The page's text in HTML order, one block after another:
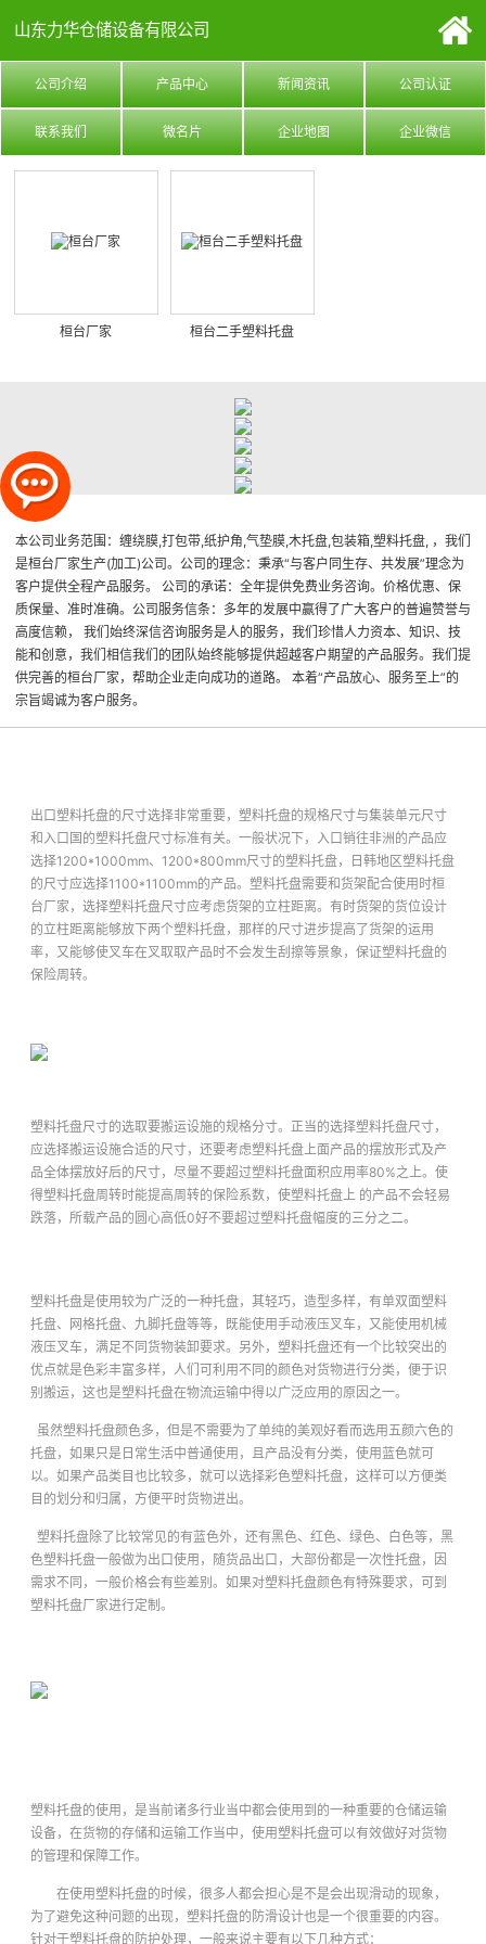
山东力华仓储设备有限公司
公司介绍 产品中心 新闻资讯 公司认证
联系我们 微名片 企业地图 企业微信
桓台厂家 桓台二手塑料托盘
本公司业务范围：缠绕膜,打包带,纸护角,气垫膜,木托盘,包装箱,塑料托盘, ，我们
是桓台厂家生产(加工)公司。公司的理念：秉承“与客户同生存、共发展”理念为
客户提供全程产品服务。 公司的承诺：全年提供免费业务咨询。价格优惠、保
质保量、准时准确。公司服务信条：多年的发展中赢得了广大客户的普遍赞誉与
高度信赖， 我们始终深信咨询服务是人的服务，我们珍惜人力资本、知识、技
能和创意，我们相信我们的团队始终能够提供超越客户期望的产品服务。我们提
供完善的桓台厂家，帮助企业走向成功的道路。 本着“产品放心、服务至上”的
宗旨竭诚为客户服务。
出口塑料托盘的尺寸选择非常重要，塑料托盘的规格尺寸与集装单元尺寸
和入口国的塑料托盘尺寸标准有关。一般状况下，入口销往非洲的产品应
选择1200*1000mm、1200*800mm尺寸的塑料托盘，日韩地区塑料托盘
的尺寸应选择1100*1100mm的产品。塑料托盘需要和货架配合使用时桓
台厂家，选择塑料托盘尺寸应考虑货架的立柱距离。有时货架的货位设计
的立柱距离能够放下两个塑料托盘，那样的尺寸进步提高了货架的运用
率，又能够使叉车在叉取取产品时不会发生刮擦等景象，保证塑料托盘的
保险周转。
塑料托盘尺寸的选取要搬运设施的规格分寸。正当的选择塑料托盘尺寸，
应选择搬运设施合适的尺寸，还要考虑塑料托盘上面产品的摆放形式及产
品全体摆放好后的尺寸，尽量不要超过塑料托盘面积应用率80%之上。使
得塑料托盘周转时能提高周转的保险系数，使塑料托盘上 的产品不会轻易
跌落，所载产品的圆心高低0好不要超过塑料托盘幅度的三分之二。
塑料托盘是使用较为广泛的一种托盘，其轻巧，造型多样，有单双面塑料
托盘、网格托盘、九脚托盘等等，既能使用手动液压叉车，又能使用机械
液压叉车，满足不同货物装卸要求。另外，塑料托盘还有一个比较突出的
优点就是色彩丰富多样，人们可利用不同的颜色对货物进行分类，便于识
别搬运，这也是塑料托盘在物流运输中得以广泛应用的原因之一。
虽然塑料托盘颜色多，但是不需要为了单纯的美观好看而选用五颜六色的
托盘，如果只是日常生活中普通使用，且产品没有分类，使用蓝色就可
以。如果产品类目也比较多，就可以选择彩色塑料托盘，这样可以方便类
目的划分和归属，方便平时货物进出。
塑料托盘除了比较常见的有蓝色外，还有黑色、红色、绿色、白色等，黑
色塑料托盘一般做为出口使用，随货品出口，大部份都是一次性托盘，因
需求不同，一般价格会有些差别。如果对塑料托盘颜色有特殊要求，可到
塑料托盘厂家进行定制。
塑料托盘的使用，是当前诸多行业当中都会使用到的一种重要的仓储运输
设备，在货物的存储和运输工作当中，使用塑料托盘可以有效做好对货物
的管理和保障工作。
在使用塑料托盘的时候，很多人都会担心是不是会出现滑动的现象，
为了避免这种问题的出现，塑料托盘的防滑设计也是一个很重要的内容。
针对于塑料托盘的防护处理，一般来说主要有以下几种方式：